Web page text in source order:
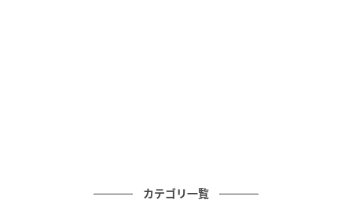
漢詩に詠み賛として記された書斎画だそうです。対岸
カテゴリ一覧